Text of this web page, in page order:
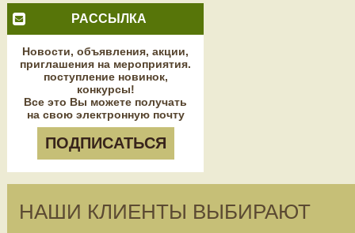
РАССЫЛКА
Новости, объявления, акции,
приглашения на мероприятия.
поступление новинок,
конкурсы!
Все это Вы можете получать
на свою электронную почту
ПОДПИСАТЬСЯ
НАШИ КЛИЕНТЫ ВЫБИРАЮТ